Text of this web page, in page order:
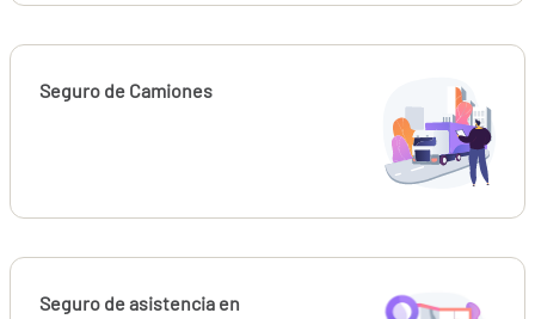
Seguro de Camiones
Seguro de asistencia en